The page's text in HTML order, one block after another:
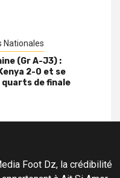
Nationales
(Gr A-J3) :
2-0 et se
quarts de finale
Foot Dz, la crédibilité